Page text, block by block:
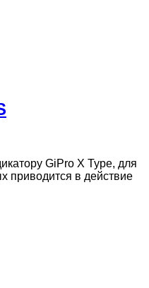
GiPro X Type, для
приводится в действие